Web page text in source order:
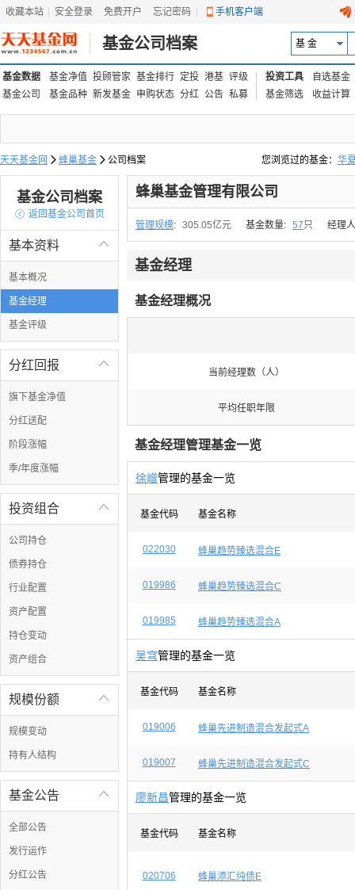
收藏本站 安全登录 免费开户 忘记密码 手机客户端
基金公司档案 基 金
基金数据 基金净值 投顾管家 基金排行 定投 港基 评级
基金公司
基金品种 新发基金 申购状态 分红 公告 私募
投资工具
自选基金
基金筛选
收益计算
天天基金网  蜂巢基金  公司档案 您浏览过的基金： 华
易方达上证中盘ETF联
基金公司档案
 返回基金公司首页

基本资料
基本概况
基金经理
基金评级

分红回报
旗下基金净值
分红送配
阶段涨幅
季/年度涨幅

投资组合
公司持仓
债券持仓
行业配置
资产配置
持仓变动
资产组合

规模份额
规模变动
持有人结构

基金公告
全部公告
发行运作
分红公告
蜂巢基金管理有限公司
管理规模: 305.05亿元 基金数量: 57只 经理
基金经理
基金经理概况
当前经理数（人）
平均任职年限
基金经理管理基金一览
徐嶒管理的基金一览
基金代码 基金名称
022030 蜂巢趋势臻选混合E
019986 蜂巢趋势臻选混合C
019985 蜂巢趋势臻选混合A
吴穹管理的基金一览
基金代码 基金名称
019006 蜂巢先进制造混合发起式A
019007 蜂巢先进制造混合发起式C
廖新昌管理的基金一览
基金代码 基金名称
020706 蜂巢添汇纯债E